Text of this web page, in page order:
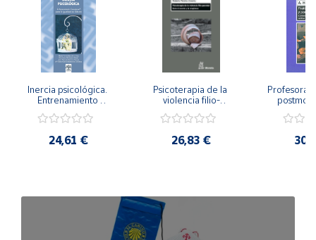
Inercia psicológica.
Entrenamiento
Igualdad de Género.
24,61 €
Psicoterapia de la
violencia filio-
secreto y la
26,83 €